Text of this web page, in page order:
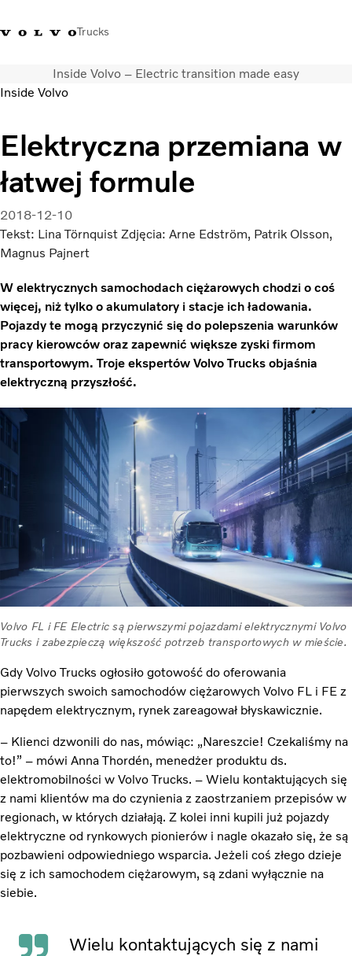
Trucks
+48 22 383 45 00 Sklep Volvo TrucksZaloguj sięPolska
Rozwiązania transportowe
Samochody ciężarowe
Usługi
Wyszukiwarka dealerów
Aktualności
O nas
Volvo Truck Builder
Inside Volvo – Electric transition made easy
Inside Volvo
Elektryczna przemiana w
łatwej formule
2018-12-10
Tekst: Lina Törnquist Zdjęcia: Arne Edström, Patrik Olsson,
Magnus Pajnert
W elektrycznych samochodach ciężarowych chodzi o coś
więcej, niż tylko o akumulatory i stacje ich ładowania.
Pojazdy te mogą przyczynić się do polepszenia warunków
pracy kierowców oraz zapewnić większe zyski firmom
transportowym. Troje ekspertów Volvo Trucks objaśnia
elektryczną przyszłość.
Volvo FL i FE Electric są pierwszymi pojazdami elektrycznymi Volvo
Trucks i zabezpieczą większość potrzeb transportowych w mieście.
Gdy Volvo Trucks ogłosiło gotowość do oferowania
pierwszych swoich samochodów ciężarowych Volvo FL i FE z
napędem elektrycznym, rynek zareagował błyskawicznie.
– Klienci dzwonili do nas, mówiąc: „Nareszcie! Czekaliśmy na
to!” – mówi Anna Thordén, menedżer produktu ds.
elektromobilności w Volvo Trucks. – Wielu kontaktujących się
z nami klientów ma do czynienia z zaostrzaniem przepisów w
regionach, w których działają. Z kolei inni kupili już pojazdy
elektryczne od rynkowych pionierów i nagle okazało się, że są
pozbawieni odpowiedniego wsparcia. Jeżeli coś złego dzieje
się z ich samochodem ciężarowym, są zdani wyłącznie na
siebie.
Wielu kontaktujących się z nami